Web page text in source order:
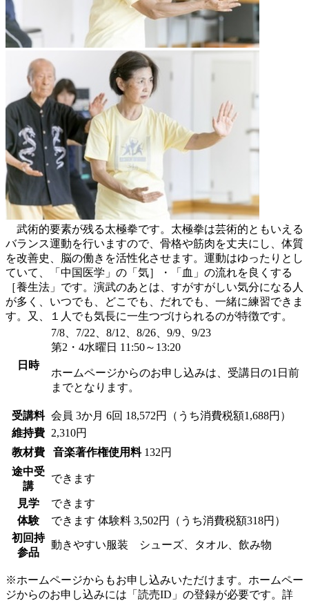
武術的要素が残る太極拳です。太極拳は芸術的ともいえる
バランス運動を行いますので、骨格や筋肉を丈夫にし、体質
を改善史、脳の働きを活性化させます。運動はゆったりとし
ていて、「中国医学」の「気］・「血」の流れを良くする
［養生法」です。演武のあとは、すがすがしい気分になる人
が多く、いつでも、どこでも、だれでも、一緒に練習できま
す。又、１人でも気長に一生つづけられるのが特徴です。
日時
7/8、7/22、8/12、8/26、9/9、9/23
第2・4水曜日 11:50～13:20
ホームページからのお申し込みは、受講日の1日前
までとなります。
受講料 会員 3か月 6回 18,572円（うち消費税額1,688円）
維持費
2,310円
教材費
音楽著作権使用料 132円
途中受
講
できます
見学
できます
体験
できます 体験料 3,502円（うち消費税額318円）
初回持
参品
動きやすい服装 シューズ、タオル、飲み物
※ホームページからもお申し込みいただけます。ホームペー
ジからのお申し込みには「読売ID」の登録が必要です。詳